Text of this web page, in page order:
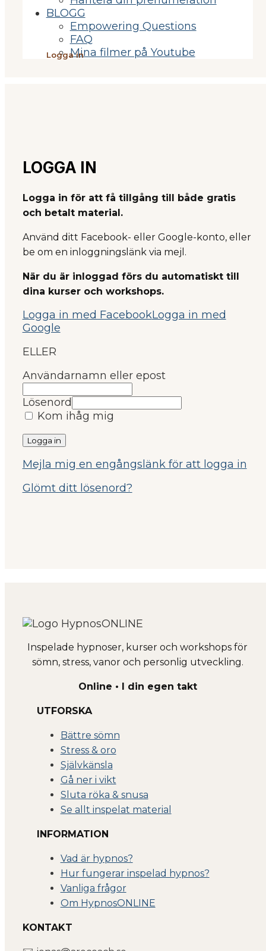
BLOGG
Empowering Questions
FAQ
Mina filmer på Youtube
Logga in
LOGGA IN
Logga in för att få tillgång till både gratis
och betalt material.
Använd ditt Facebook- eller Google-konto, eller
be om en inloggningslänk via mejl.
När du är inloggad förs du automatiskt till
dina kurser och workshops.
Logga in med FacebookLogga in med
Google
ELLER
Användarnamn eller epost
Lösenord
Kom ihåg mig
Mejla mig en engångslänk för att logga in
Glömt ditt lösenord?
Inspelade hypnoser, kurser och workshops för
sömn, stress, vanor och personlig utveckling.
Online • I din egen takt
UTFORSKA
Bättre sömn
Stress & oro
Självkänsla
Gå ner i vikt
Sluta röka & snusa
Se allt inspelat material
INFORMATION
Vad är hypnos?
Hur fungerar inspelad hypnos?
Vanliga frågor
Om HypnosONLINE
KONTAKT